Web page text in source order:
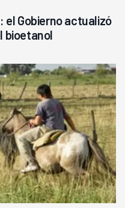
el Gobierno actualizó
bioetanol